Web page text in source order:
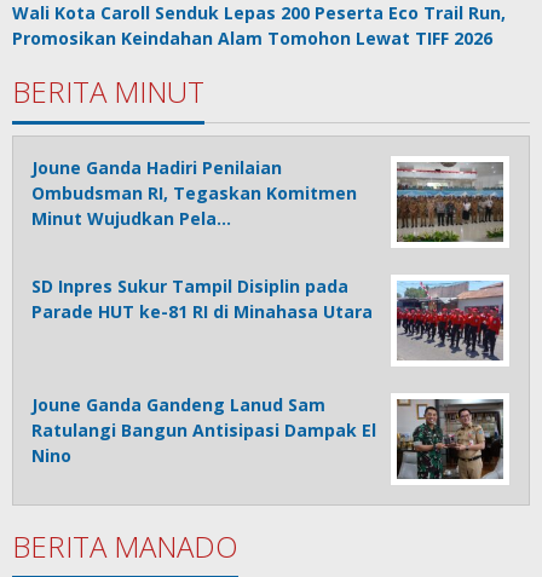
Wali Kota Caroll Senduk Lepas 200 Peserta Eco Trail Run,
Promosikan Keindahan Alam Tomohon Lewat TIFF 2026
BERITA MINUT
Joune Ganda Hadiri Penilaian
Ombudsman RI, Tegaskan Komitmen
Minut Wujudkan Pela…
SD Inpres Sukur Tampil Disiplin pada
Parade HUT ke-81 RI di Minahasa Utara
Joune Ganda Gandeng Lanud Sam
Ratulangi Bangun Antisipasi Dampak El
Nino
BERITA MANADO